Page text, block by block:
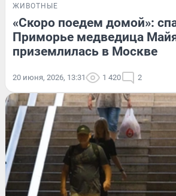
ЖИВОТНЫЕ
«Скоро поедем домой»:
Приморье медведица
приземлилась в Москве
20 июня, 2026, 13:31 1 420 2